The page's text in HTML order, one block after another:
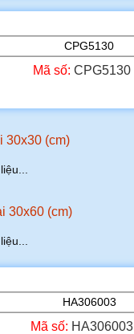
Mã số:CPG5130
30x30 (cm)
30x60 (cm)
Mã số: HA306003